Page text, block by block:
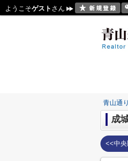
ようこそゲスト さん
青山通
成
<<中